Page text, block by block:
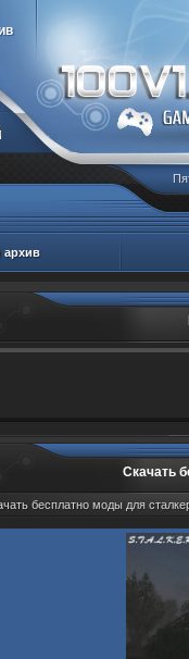
архив
Скачать
бесплатно моды для
sah767 Дата: 07.08.2026